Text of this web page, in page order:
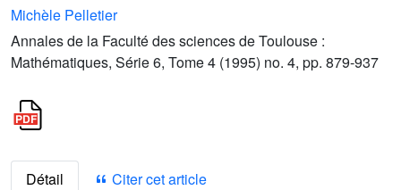
Michèle Pelletier
Annales de la Faculté des sciences de Toulouse :
Mathématiques, Série 6, Tome 4 (1995) no. 4, pp. 879-937
Détail Citer cet article